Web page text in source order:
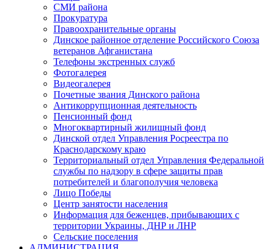
СМИ района
Прокуратура
Правоохранительные органы
Динское районное отделение Российского Союза
ветеранов Афганистана
Телефоны экстренных служб
Фотогалерея
Видеогалерея
Почетные звания Динского района
Антикоррупционная деятельность
Пенсионный фонд
Многоквартирный жилищный фонд
Динской отдел Управления Росреестра по
Краснодарскому краю
Территориальный отдел Управления Федеральной
службы по надзору в сфере защиты прав
потребителей и благополучия человека
Лицо Победы
Центр занятости населения
Информация для беженцев, прибывающих с
территории Украины, ДНР и ЛНР
Сельские поселения